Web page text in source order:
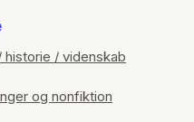
/ videnskab
og nonfiktion